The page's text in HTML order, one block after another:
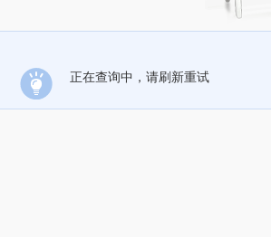
正在查询中，请刷新重试